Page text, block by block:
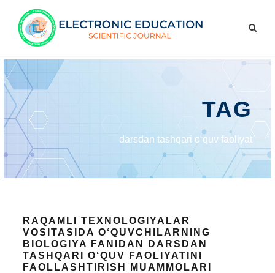
TAG
darsdan tashqari o‘quv faoliyat
RAQAMLI TEXNOLOGIYALAR
VOSITASIDA O‘QUVCHILARNING
BIOLOGIYA FANIDAN DARSDAN
TASHQARI O‘QUV FAOLIYATINI
FAOLLASHTIRISH MUAMMOLARI